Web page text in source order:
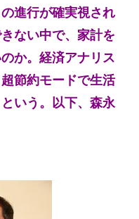
進行が確実視され
ない中で、家計を
か。経済アナリス
節約モードで生活
いう。以下、森永